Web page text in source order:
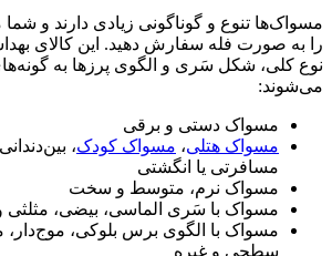
مسواک‌ها تنوع و گوناگونی زیادی دارند و شما
را به صورت فله سفارش دهید. این کالای
نوع کلی، شکل سَری و الگوی پرزها به
می‌شوند:
مسواک دستی و برقی
مسواک هتلی، مسواک کودک،
مسافرتی یا انگشتی
مسواک نرم، متوسط و سخت
مسواک با سَری الماسی، بیضی، مثلثی
مسواک با الگوی برس بلوکی،
سطحی و غیره